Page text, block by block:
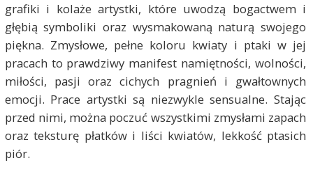
grafiki i kolaże artystki, które uwodzą bogactwem i
głębią symboliki oraz wysmakowaną naturą swojego
piękna. Zmysłowe, pełne koloru kwiaty i ptaki w jej
pracach to prawdziwy manifest namiętności, wolności,
miłości, pasji oraz cichych pragnień i gwałtownych
emocji. Prace artystki są niezwykle sensualne. Stając
przed nimi, można poczuć wszystkimi zmysłami zapach
oraz teksturę płatków i liści kwiatów, lekkość ptasich
piór.